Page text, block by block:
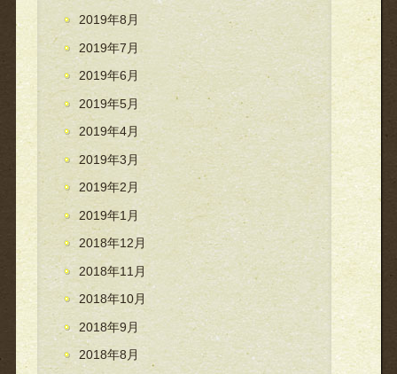
2019年8月
2019年7月
2019年6月
2019年5月
2019年4月
2019年3月
2019年2月
2019年1月
2018年12月
2018年11月
2018年10月
2018年9月
2018年8月